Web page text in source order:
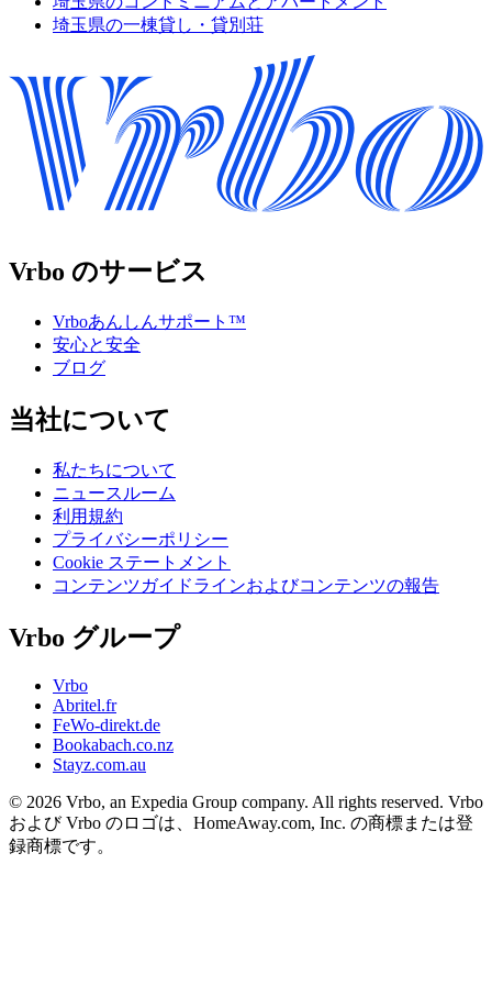
埼玉県の一棟貸し・貸別荘
Vrbo のサービス
Vrboあんしんサポート™
安心と安全
ブログ
当社について
私たちについて
ニュースルーム
利用規約
プライバシーポリシー
Cookie ステートメント
コンテンツガイドラインおよびコンテンツの報告
Vrbo グループ
Vrbo
Abritel.fr
FeWo-direkt.de
Bookabach.co.nz
Stayz.com.au
© 2026 Vrbo, an Expedia Group company. All rights reserved. Vrbo
および Vrbo のロゴは、HomeAway.com, Inc. の商標または登
録商標です。